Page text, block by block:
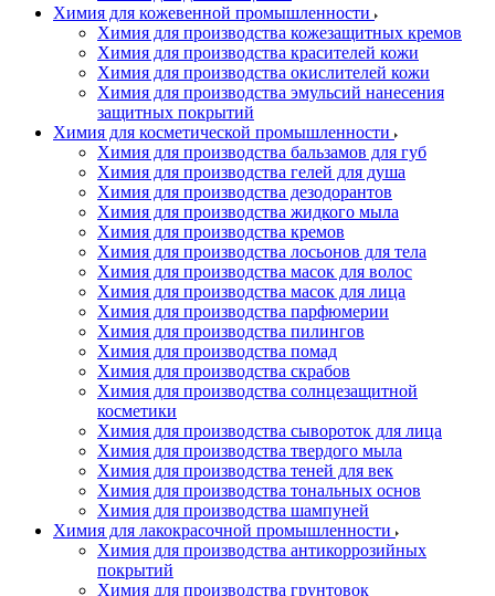
Химия для кожевенной промышленности
Химия для производства кожезащитных кремов
Химия для производства красителей кожи
Химия для производства окислителей кожи
Химия для производства эмульсий нанесения
защитных покрытий
Химия для косметической промышленности
Химия для производства бальзамов для губ
Химия для производства гелей для душа
Химия для производства дезодорантов
Химия для производства жидкого мыла
Химия для производства кремов
Химия для производства лосьонов для тела
Химия для производства масок для волос
Химия для производства масок для лица
Химия для производства парфюмерии
Химия для производства пилингов
Химия для производства помад
Химия для производства скрабов
Химия для производства солнцезащитной
косметики
Химия для производства сывороток для лица
Химия для производства твердого мыла
Химия для производства теней для век
Химия для производства тональных основ
Химия для производства шампуней
Химия для лакокрасочной промышленности
Химия для производства антикоррозийных
покрытий
Химия для производства грунтовок